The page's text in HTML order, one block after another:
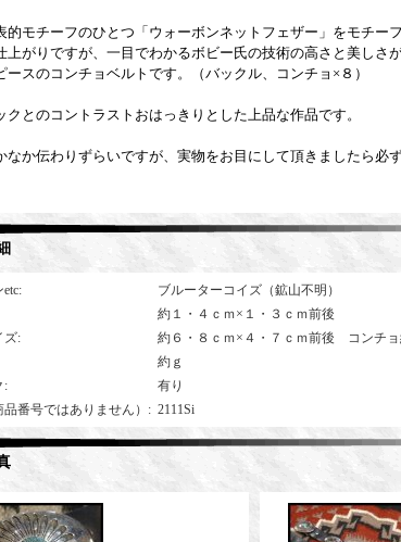
的モチーフのひとつ「ウォーボンネットフェザー」をモチーフ
上がりですが、一目でわかるボビー氏の技術の高さと美しさが
ースのコンチョベルトです。（バックル、コンチョ×８）
クとのコントラストおはっきりとした上品な作品です。
なか伝わりずらいですが、実物をお目にして頂きましたら必
:
ブルーターコイズ（鉱山不明）
約１・４ｃｍ×１・３ｃｍ前後
ズ:
約６・８ｃｍ×４・７ｃｍ前後 コンチ
約ｇ
:
有り
番号ではありません） : 2111Si